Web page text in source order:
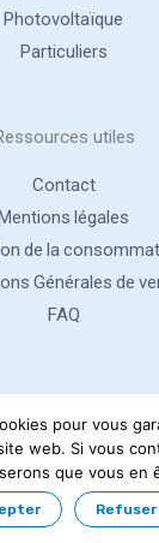
Photovoltaïque
Particuliers
utiles
Contact
légales
de la
Générales de
FAQ
. Genin Froid
réservés.
pour vous
web. Si vous
que vous en
Refuser